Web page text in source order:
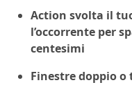
Action svolta il
l’occorrente per
centesimi
Finestre doppio